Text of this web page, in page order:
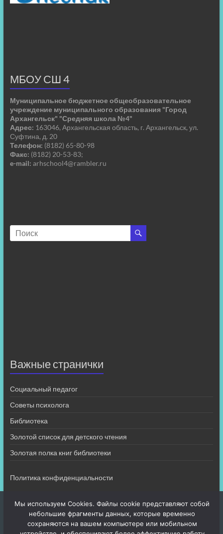
МБОУ СШ 4
Муниципальное бюджетное общеобразовательное
учреждение муниципального образования "Город
Архангельск" "Средняя школа №4"
Адрес: 163046, Архангельская область, г. Архангельск, ул.
Суфтина, д. 20
Телефон: (8182) 65-80-98
Факс: (8182) 20-53-83;
e-mail: arhschool4@rambler.ru
Важные странички
Социальный педагог
Советы психолога
Библиотека
Золотой список для детского чтения
Золотая полка книг библиотеки
Политика конфиденциальности
Мы используем Cookies. Файлы cookie представляют собой
небольшие фрагменты данных, которые временно
сохраняются на вашем компьютере или мобильном